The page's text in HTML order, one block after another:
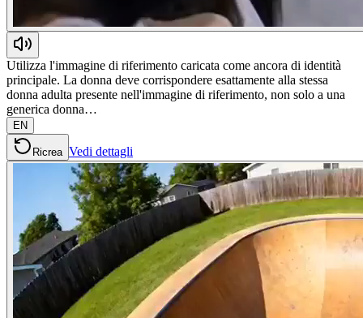
Utilizza l'immagine di riferimento caricata come ancora di identità
principale. La donna deve corrispondere esattamente alla stessa
donna adulta presente nell'immagine di riferimento, non solo a una
generica donna…
EN
Ricrea Vedi dettagli